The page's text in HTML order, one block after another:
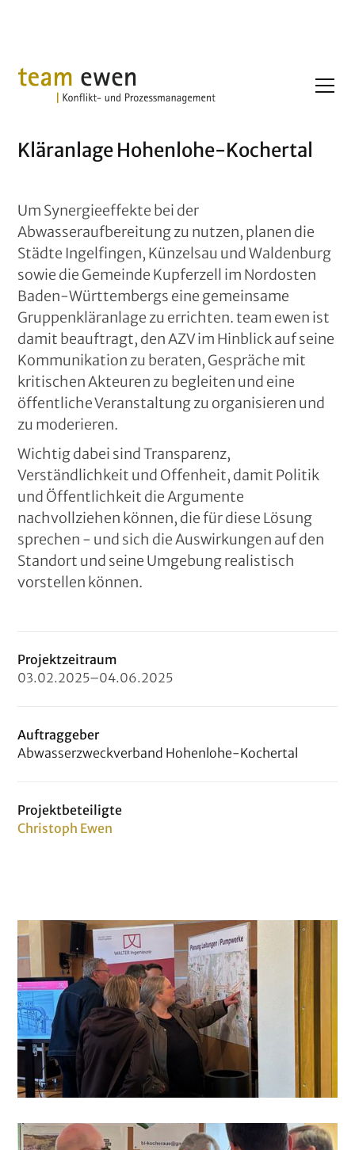
Projekte Kläranlage Hohenlohe-Kochertal
Kläranlage Hohenlohe-Kochertal
Um Synergieeffekte bei der
Abwasseraufbereitung zu nutzen, planen die
Städte Ingelfingen, Künzelsau und Waldenburg
sowie die Gemeinde Kupferzell im Nordosten
Baden-Württembergs eine gemeinsame
Gruppenkläranlage zu errichten. team ewen ist
damit beauftragt, den AZV im Hinblick auf seine
Kommunikation zu beraten, Gespräche mit
kritischen Akteuren zu begleiten und eine
öffentliche Veranstaltung zu organisieren und
zu moderieren.
Wichtig dabei sind Transparenz,
Verständlichkeit und Offenheit, damit Politik
und Öffentlichkeit die Argumente
nachvollziehen können, die für diese Lösung
sprechen - und sich die Auswirkungen auf den
Standort und seine Umgebung realistisch
vorstellen können.
Projektzeitraum
03.02.2025–04.06.2025
Auftraggeber
Abwasserzweckverband Hohenlohe-Kochertal
Projektbeteiligte
Christoph Ewen